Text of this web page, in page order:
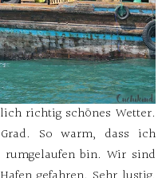
richtig schönes Wetter.
So warm, dass ich
bin. Wir sind